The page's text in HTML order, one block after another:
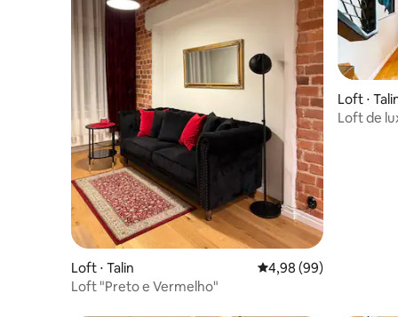
Loft ⋅ Talin 4,98 de uma avaliação
4,98 (99)
Loft "Preto e Vermelho"
Loft ⋅
Loft de